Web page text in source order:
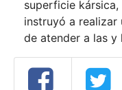
superficie
instruyó a realizar
de atender a las y